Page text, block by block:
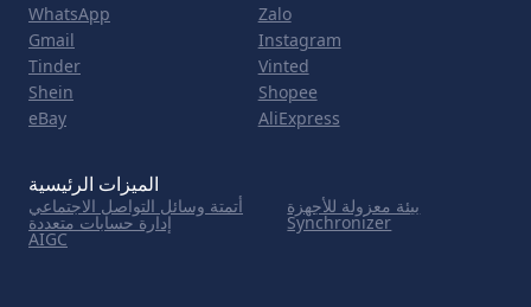
WhatsApp
Zalo
Gmail
Instagram
Tinder
Vinted
Shein
Shopee
eBay
AliExpress
الميزات الرئيسية
أتمتة وسائل التواصل الاجتماعي بيئة معزولة للأجهزة
إدارة حسابات متعددة Synchronizer
AIGC